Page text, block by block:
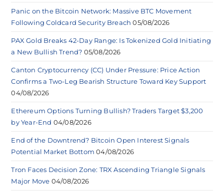
Panic on the Bitcoin Network: Massive BTC Movement
Following Coldcard Security Breach 05/08/2026
PAX Gold Breaks 42-Day Range: Is Tokenized Gold Initiating
a New Bullish Trend? 05/08/2026
Canton Cryptocurrency (CC) Under Pressure: Price Action
Confirms a Two-Leg Bearish Structure Toward Key Support
04/08/2026
Ethereum Options Turning Bullish? Traders Target $3,200
by Year-End 04/08/2026
End of the Downtrend? Bitcoin Open Interest Signals
Potential Market Bottom 04/08/2026
Tron Faces Decision Zone: TRX Ascending Triangle Signals
Major Move 04/08/2026